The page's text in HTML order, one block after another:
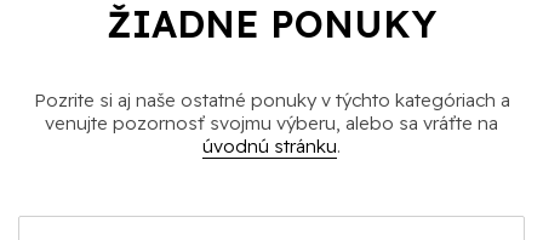
ŽIADNE PONUKY
Pozrite si aj naše ostatné ponuky v týchto kategóriach a
venujte pozornosť svojmu výberu, alebo sa vráťte na
úvodnú stránku.